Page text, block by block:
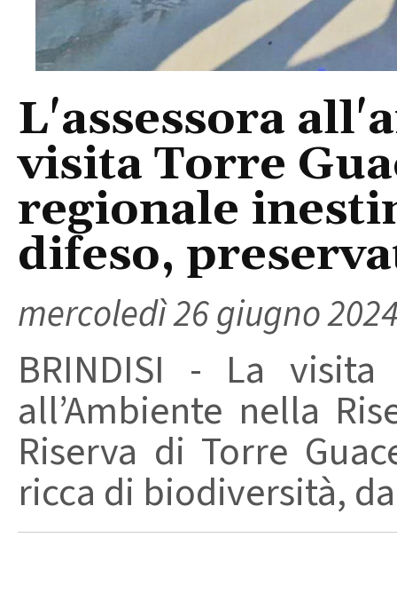
L'assessora
visita Torre
regionale
difeso,
mercoledì 26 giugno
BRINDISI - La visita
all’Ambiente nella
Riserva di Torre
ricca di biodiversità,